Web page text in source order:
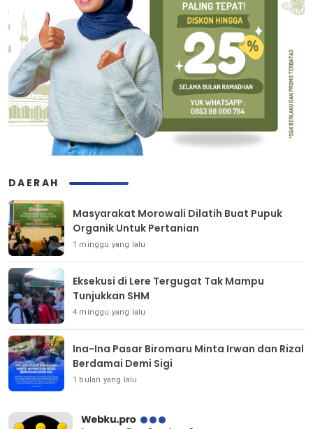
DAERAH
Masyarakat Morowali Dilatih Buat Pupuk
Organik Untuk Pertanian
1 minggu yang lalu
Eksekusi di Lere Tergugat Tak Mampu
Tunjukkan SHM
4 minggu yang lalu
Ina-Ina Pasar Biromaru Minta Irwan dan Rizal
Berdamai Demi Sigi
1 bulan yang lalu